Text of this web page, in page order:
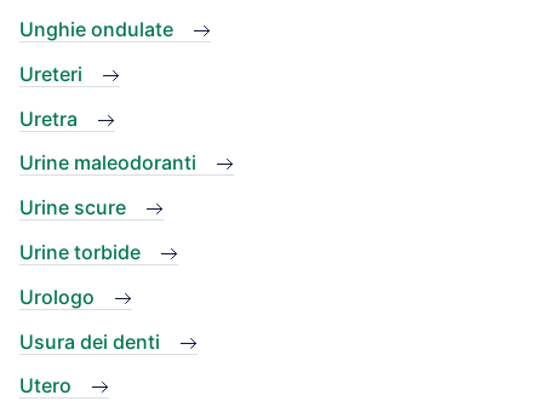
Unghie ondulate
Ureteri
Uretra
Urine maleodoranti
Urine scure
Urine torbide
Urologo
Usura dei denti
Utero